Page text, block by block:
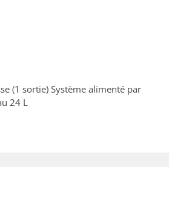
(1 sortie) Système alimenté par
24 L